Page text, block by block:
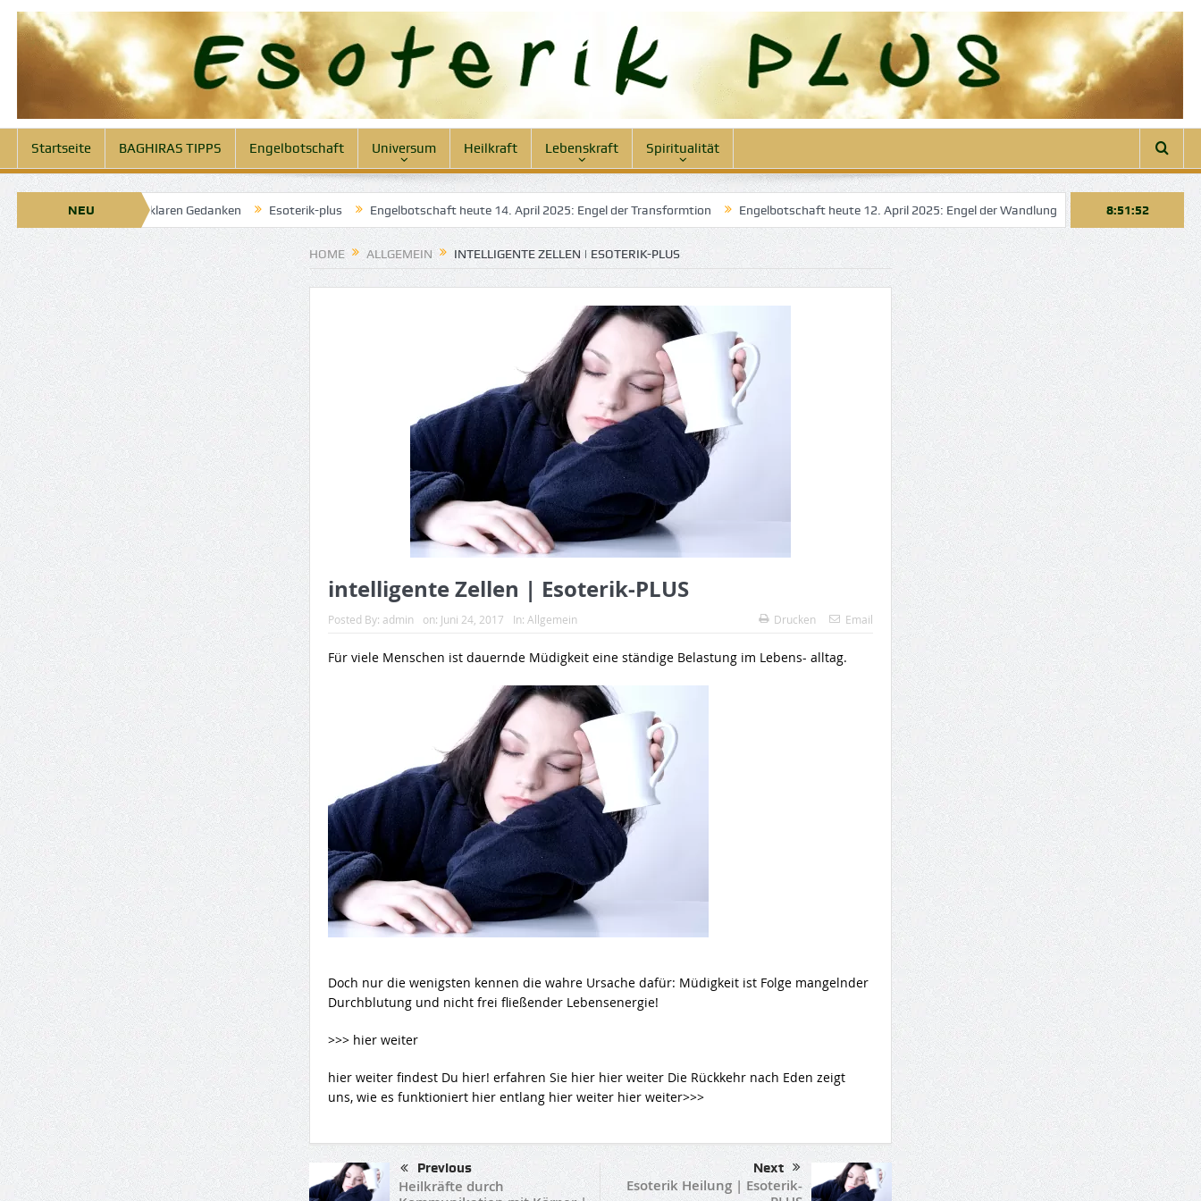
Startseite BAGHIRAS TIPPS Engelbotschaft Universum Heilkraft Lebenskraft Spiritualität
NEU
2025: Engel der klaren Gedanken Esoterik-plus Engelbotschaft heute 14. April 2025: Engel der Transformtion Engelbotschaft heute 12. April 2025: Engel der Wandlung Engelbotschaft heute 22.
8:51:52
HOME ALLGEMEIN INTELLIGENTE ZELLEN | ESOTERIK-PLUS
intelligente Zellen | Esoterik-PLUS
Posted By: admin on: Juni 24, 2017 In: Allgemein Drucken Email
Für viele Menschen ist dauernde Müdigkeit eine ständige Belastung im Lebens- alltag.
Doch nur die wenigsten kennen die wahre Ursache dafür: Müdigkeit ist Folge mangelnder
Durchblutung und nicht frei fließender Lebensenergie!
>>> hier weiter
hier weiter findest Du hier! erfahren Sie hier hier weiter Die Rückkehr nach Eden zeigt
uns, wie es funktioniert hier entlang hier weiter hier weiter>>>
Previous
Heilkräfte durch
Next
Esoterik Heilung | Esoterik-